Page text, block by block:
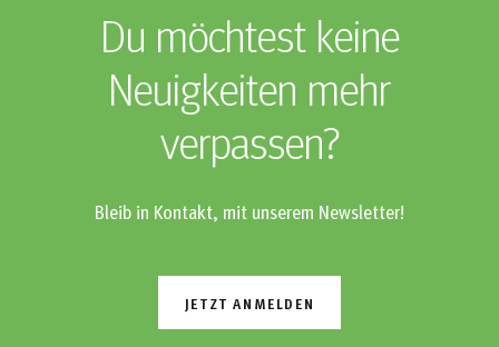
Du möchtest keine
Neuigkeiten mehr
verpassen?
Bleib in Kontakt, mit unserem Newsletter!
JETZT ANMELDEN